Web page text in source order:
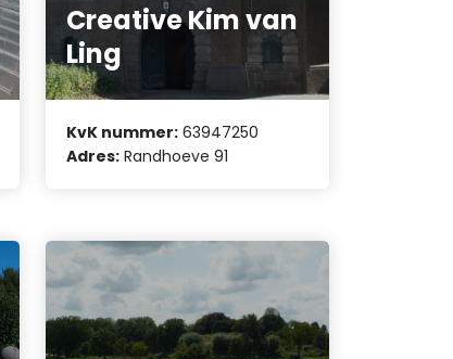
Creative Kim van
Ling
KvK nummer: 63947250
Adres: Randhoeve 91